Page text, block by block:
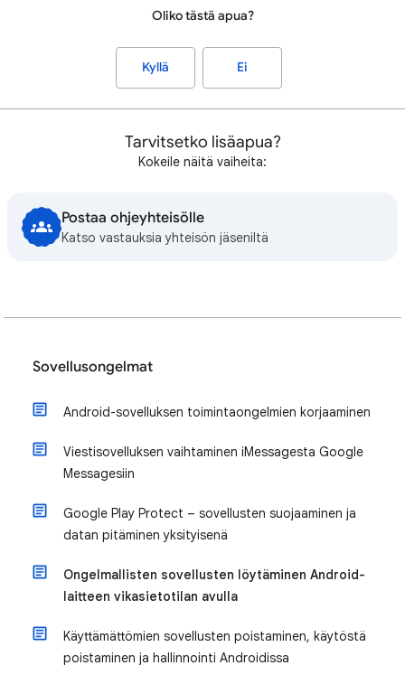
Oliko tästä apua?
Kyllä Ei
Tarvitsetko lisäapua?
Kokeile näitä vaiheita:
Postaa ohjeyhteisölle
Katso vastauksia yhteisön jäseniltä
Sovellusongelmat
Android-sovelluksen toimintaongelmien korjaaminen
Viestisovelluksen vaihtaminen iMessagesta Google
Messagesiin
Google Play Protect – sovellusten suojaaminen ja
datan pitäminen yksityisenä
Ongelmallisten sovellusten löytäminen Android-
laitteen vikasietotilan avulla
Käyttämättömien sovellusten poistaminen, käytöstä
poistaminen ja hallinnointi Androidissa